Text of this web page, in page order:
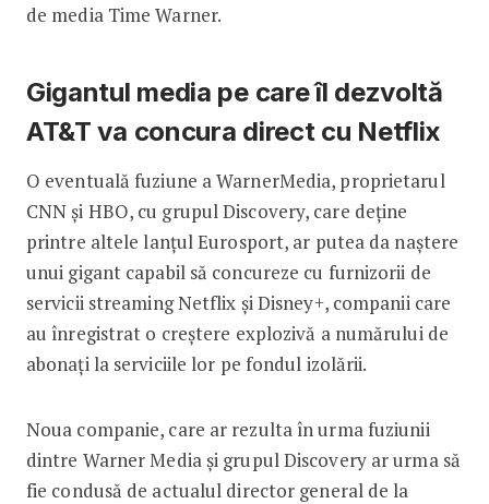
de media Time Warner.
Gigantul media pe care îl dezvoltă
AT&T va concura direct cu Netflix
O eventuală fuziune a WarnerMedia, proprietarul
CNN şi HBO, cu grupul Discovery, care deţine
printre altele lanţul Eurosport, ar putea da naştere
unui gigant capabil să concureze cu furnizorii de
servicii streaming Netflix şi Disney+, companii care
au înregistrat o creştere explozivă a numărului de
abonaţi la serviciile lor pe fondul izolării.
Noua companie, care ar rezulta în urma fuziunii
dintre Warner Media și grupul Discovery ar urma să
fie condusă de actualul director general de la